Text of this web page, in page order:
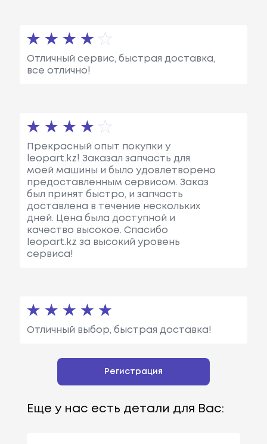
Отличный сервис, быстрая доставка,
все отлично!
Прекрасный опыт покупки у
leopart.kz! Заказал запчасть для
моей машины и было удовлетворено
предоставленным сервисом. Заказ
был принят быстро, и запчасть
доставлена в течение нескольких
дней. Цена была доступной и
качество высокое. Спасибо
leopart.kz за высокий уровень
сервиса!
Отличный выбор, быстрая доставка!
Регистрация
Еще у нас есть детали для Вас: